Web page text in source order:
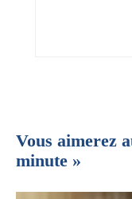
Vous aimerez
minute »